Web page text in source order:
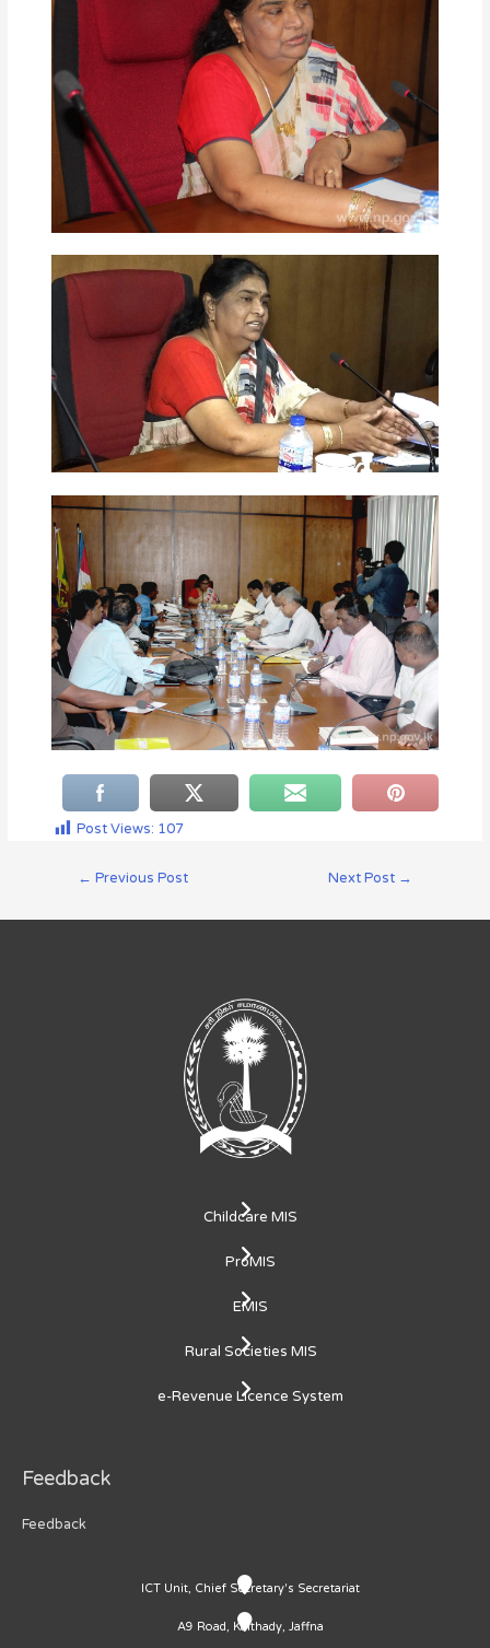
Post Views: 107
← Previous Post Next Post →
Childcare MIS
ProMIS
EMIS
Rural Societies MIS
e-Revenue Licence System
Feedback
Feedback
ICT Unit, Chief Secretary's Secretariat
A9 Road, Kaithady, Jaffna